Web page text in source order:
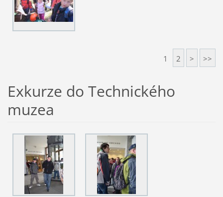
1 2 > >>
Exkurze do Technického
muzea